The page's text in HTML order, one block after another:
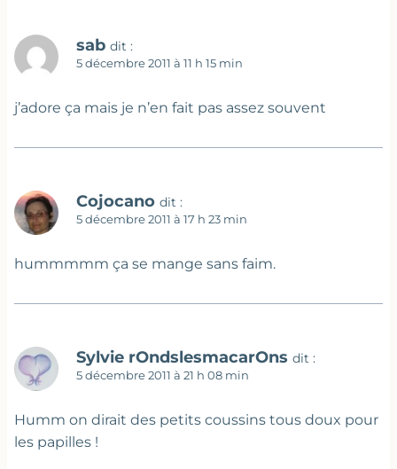
sab dit :
5 décembre 2011 à 11 h 15 min
j’adore ça mais je n’en fait pas assez souvent
Cojocano dit :
5 décembre 2011 à 17 h 23 min
hummmmm ça se mange sans faim.
Sylvie rOndslesmacarOns dit :
5 décembre 2011 à 21 h 08 min
Humm on dirait des petits coussins tous doux pour
les papilles !